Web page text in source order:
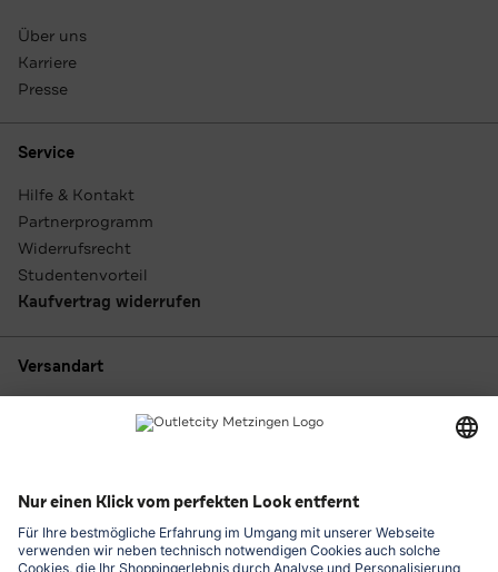
Über uns
Karriere
Presse
Service
Hilfe & Kontakt
Partnerprogramm
Widerrufsrecht
Studentenvorteil
Kaufvertrag widerrufen
Versandart